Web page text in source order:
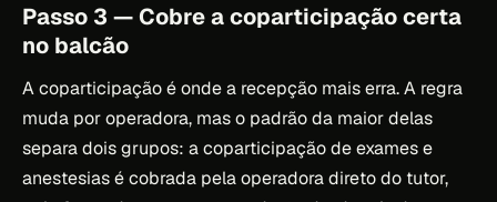
Passo 3 — Cobre a coparticipação certa
no balcão
A coparticipação é onde a recepção mais erra. A regra
muda por operadora, mas o padrão da maior delas
separa dois grupos: a coparticipação de exames e
anestesias é cobrada pela operadora direto do tutor,